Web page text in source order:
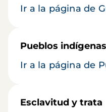
Ir a la página de
Pueblos indígenas
Ir a la página de
Esclavitud y trata